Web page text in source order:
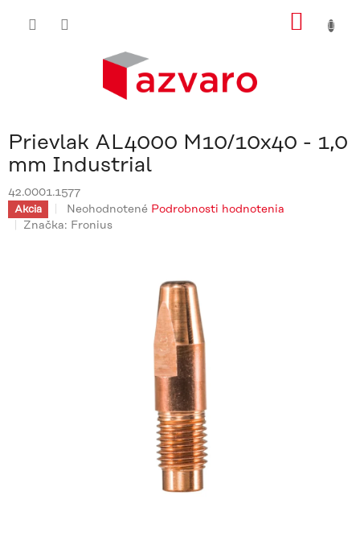
Prievlak AL4000 M10/10x40 - 1,0
mm Industrial
42.0001.1577
Akcia
Priemerné
hodnotenie
Neohodnotené Podrobnosti hodnotenia
Značka: Fronius